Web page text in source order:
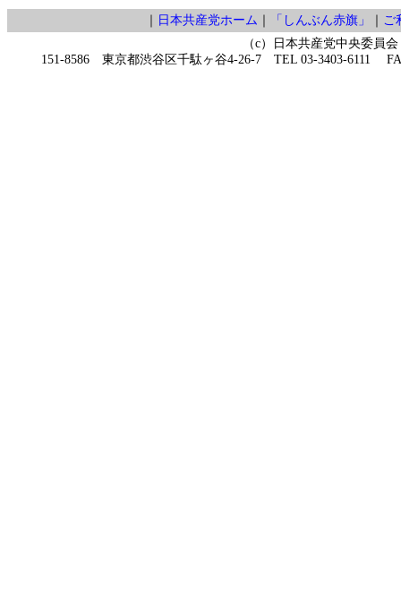
｜ 日本共産党ホーム ｜ 「しんぶん赤旗」 ｜ ご
（c）日本共産党中央委員会
151-8586 東京都渋谷区千駄ヶ谷4-26-7 TEL 03-3403-6111